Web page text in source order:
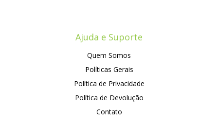
Ajuda e Suporte
Quem Somos
Políticas Gerais
Política de Privacidade
Política de Devolução
Contato